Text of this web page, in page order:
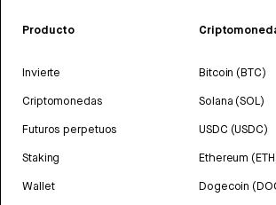
Producto
Invierte
Criptomonedas
Futuros perpetuos
Staking
Wallet
Bitcoin (BTC)
Solana (SOL)
USDC (USDC)
Ethereum
Dogecoin